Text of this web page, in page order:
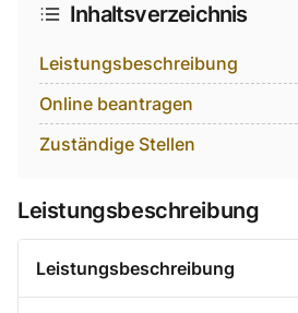
Inhaltsverzeichnis
Leistungsbeschreibung
Online beantragen
Zuständige Stellen
Leistungsbeschreibung
Leistungsbeschreibung